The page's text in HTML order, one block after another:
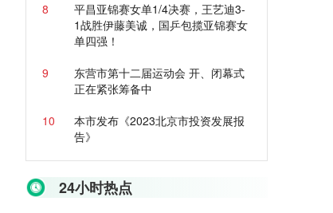
8
平昌亚锦赛女单1/4决赛，王艺迪3-
1战胜伊藤美诚，国乒包揽亚锦赛女
单四强！
9
东营市第十二届运动会 开、闭幕式
正在紧张筹备中
10
本市发布《2023北京市投资发展报
告》
24小时热点